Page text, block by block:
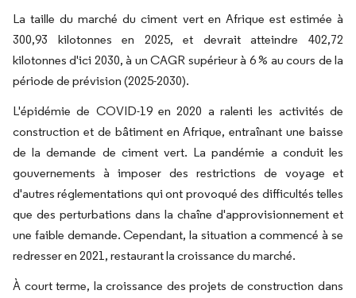
La taille du marché du ciment vert en Afrique est estimée à
300,93 kilotonnes en 2025, et devrait atteindre 402,72
kilotonnes d'ici 2030, à un CAGR supérieur à 6 % au cours de la
période de prévision (2025-2030).
L'épidémie de COVID-19 en 2020 a ralenti les activités de
construction et de bâtiment en Afrique, entraînant une baisse
de la demande de ciment vert. La pandémie a conduit les
gouvernements à imposer des restrictions de voyage et
d'autres réglementations qui ont provoqué des difficultés telles
que des perturbations dans la chaîne d'approvisionnement et
une faible demande. Cependant, la situation a commencé à se
redresser en 2021, restaurant la croissance du marché.
À court terme, la croissance des projets de construction dans